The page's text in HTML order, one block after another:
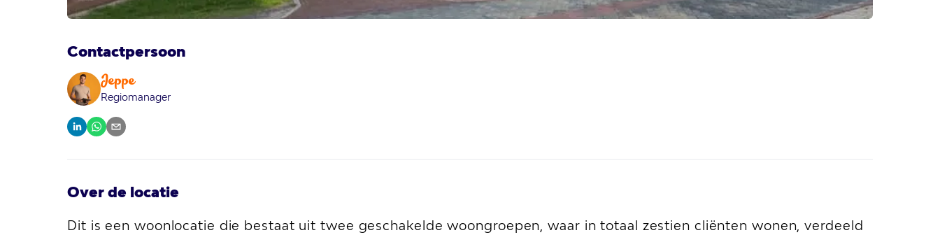
Contactpersoon
Jeppe
Regiomanager
Over de locatie
Dit is een woonlocatie die bestaat uit twee geschakelde woongroepen, waar in totaal zestien cliënten wonen, verdeeld